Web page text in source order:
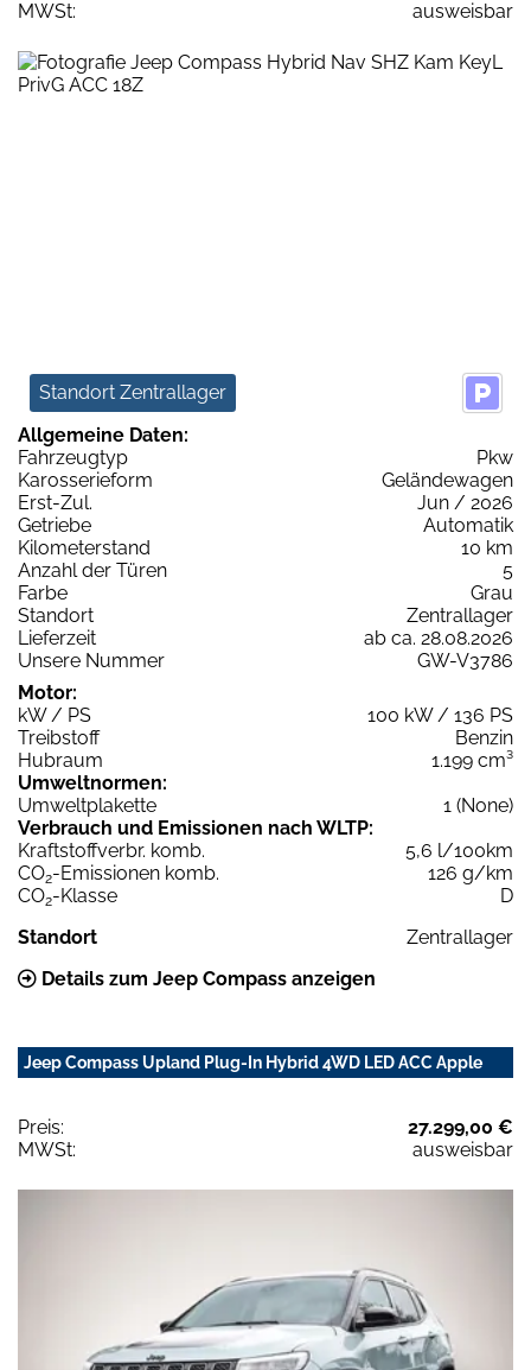
MWSt:
ausweisbar
Standort Zentrallager
Allgemeine Daten:
Fahrzeugtyp
Pkw
Karosserieform
Geländewagen
Erst-Zul.
Jun / 2026
Getriebe
Automatik
Kilometerstand
10 km
Anzahl der Türen
5
Farbe
Grau
Standort
Zentrallager
Lieferzeit
ab ca. 28.08.2026
Unsere Nummer
GW-V3786
Motor:
kW / PS
100 kW / 136 PS
Treibstoff
Benzin
Hubraum
1.199 cm³
Umweltnormen:
Umweltplakette
1 (None)
Verbrauch und Emissionen nach WLTP:
Kraftstoffverbr. komb.
5,6 l/100km
CO2-Emissionen komb.
126 g/km
CO2-Klasse
D
Standort
Zentrallager
Details zum Jeep Compass anzeigen
Jeep Compass Upland Plug-In Hybrid 4WD LED ACC Apple
Preis:
27.299,00 €
MWSt:
ausweisbar